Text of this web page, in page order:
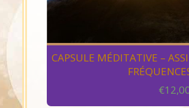
CAPSULE MÉDITATIVE –
€